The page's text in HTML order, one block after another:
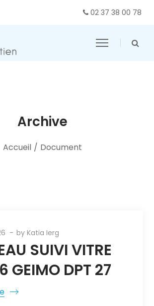
02 37 38 00 78
Archive
Accueil / Document
byKatia Ierg
SUIVI VITRE
GEIMO DPT 27